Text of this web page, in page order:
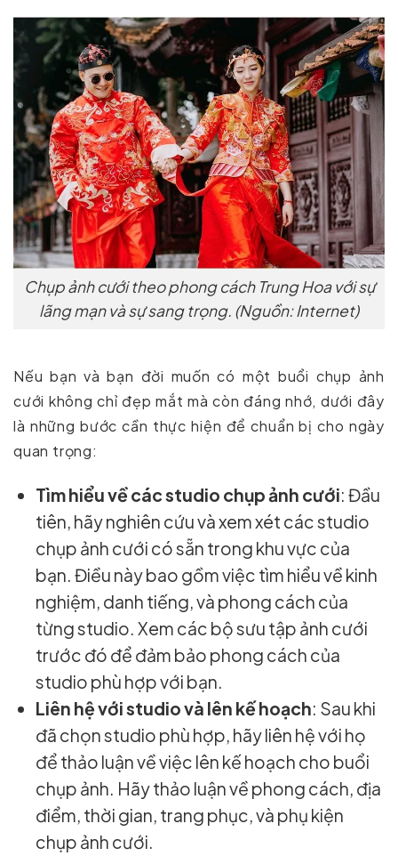
Chụp ảnh cưới theo phong cách Trung Hoa với sự
lãng mạn và sự sang trọng. (Nguồn: Internet)
Nếu bạn và bạn đời muốn có một buổi chụp ảnh
cưới không chỉ đẹp mắt mà còn đáng nhớ, dưới đây
là những bước cần thực hiện để chuẩn bị cho ngày
quan trọng:
Tìm hiểu về các studio chụp ảnh cưới: Đầu
tiên, hãy nghiên cứu và xem xét các studio
chụp ảnh cưới có sẵn trong khu vực của
bạn. Điều này bao gồm việc tìm hiểu về kinh
nghiệm, danh tiếng, và phong cách của
từng studio. Xem các bộ sưu tập ảnh cưới
trước đó để đảm bảo phong cách của
studio phù hợp với bạn.
Liên hệ với studio và lên kế hoạch: Sau khi
đã chọn studio phù hợp, hãy liên hệ với họ
để thảo luận về việc lên kế hoạch cho buổi
chụp ảnh. Hãy thảo luận về phong cách, địa
điểm, thời gian, trang phục, và phụ kiện
chụp ảnh cưới.